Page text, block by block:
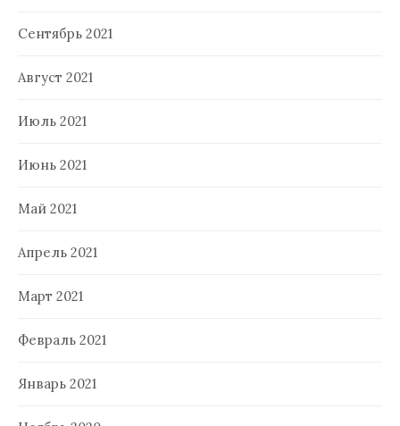
Сентябрь 2021
Август 2021
Июль 2021
Июнь 2021
Май 2021
Апрель 2021
Март 2021
Февраль 2021
Январь 2021